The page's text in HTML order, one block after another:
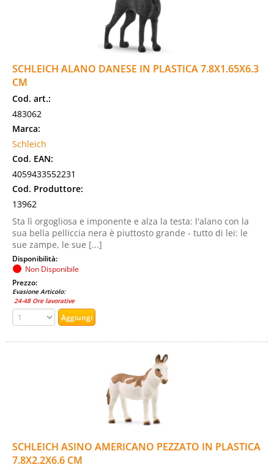
SCHLEICH ALANO DANESE IN PLASTICA 7.8X1.65X6.3
CM
Cod. art.:
483062
Marca:
Schleich
Cod. EAN:
4059433552231
Cod. Produttore:
13962
Sta lì orgogliosa e imponente e alza la testa: l'alano con la
sua bella pelliccia nera è piuttosto grande - tutto di lei: le
sue zampe, le sue [...]
Disponibilità:
Non Disponibile
Prezzo:
Evasione Articolo:
24-48 Ore lavorative
SCHLEICH ASINO AMERICANO PEZZATO IN PLASTICA
7.8X2.2X6.6 CM